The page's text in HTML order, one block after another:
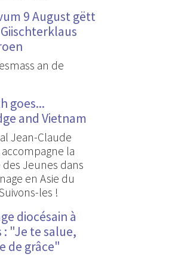
9 August gëtt
an de
goes...
and Vietnam
Jean-Claude
la
des Jeunes dans
en Asie du
les !
diocésain à
: "Je te salue,
de grâce"